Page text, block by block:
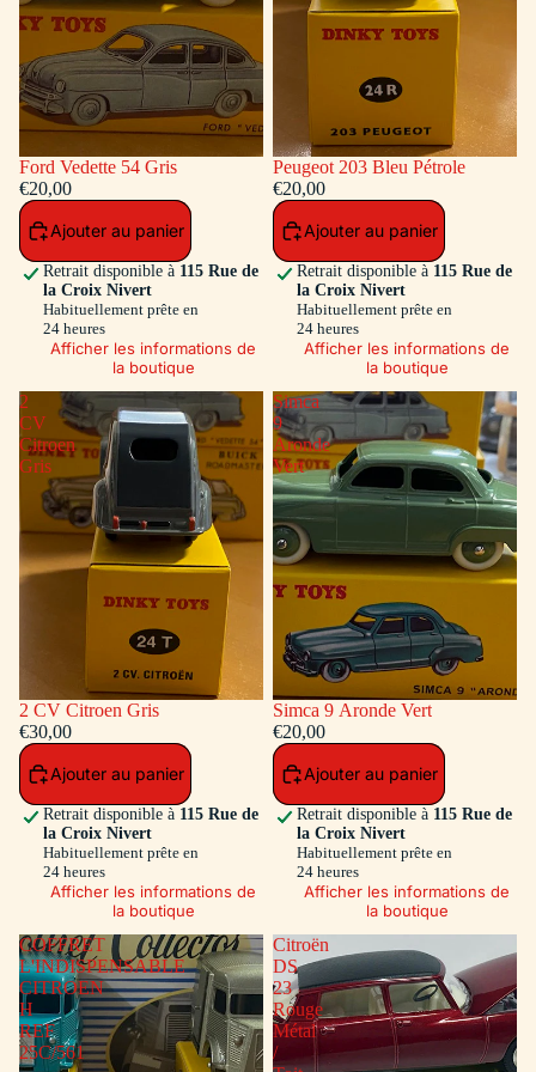
Ford Vedette 54 Gris
€20,00
Ajouter au panier
Retrait disponible à 115 Rue de
la Croix Nivert
Habituellement prête en
24 heures
Afficher les informations de
la boutique
Peugeot 203 Bleu Pétrole
€20,00
Ajouter au panier
Retrait disponible à 115 Rue de
la Croix Nivert
Habituellement prête en
24 heures
Afficher les informations de
la boutique
2
CV
Citroen
Gris
2 CV Citroen Gris
€30,00
Ajouter au panier
Retrait disponible à 115 Rue de
la Croix Nivert
Habituellement prête en
24 heures
Afficher les informations de
la boutique
Simca
9
Aronde
Vert
Simca 9 Aronde Vert
€20,00
Ajouter au panier
Retrait disponible à 115 Rue de
la Croix Nivert
Habituellement prête en
24 heures
Afficher les informations de
la boutique
COFFRET
L'INDISPENSABLE
CITROEN
H
REF
25C/561
Citroën
DS
23
Rouge
Métal
/